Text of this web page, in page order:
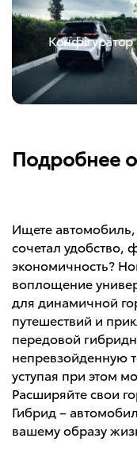
Конфігуратор
Подробнее о
Ищете
сочетал удобство,
экономичность?
воплощение
для динамичной
путешествий и
передовой
непревзойденную
уступая при этом
Расширяйте свои
Гибрид –
вашему образу